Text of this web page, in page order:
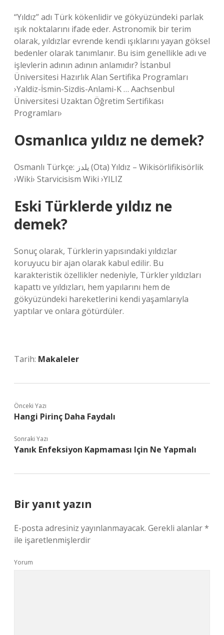
“Yıldız” adı Türk kökenlidir ve gökyüzündeki parlak
ışık noktalarını ifade eder. Astronomik bir terim
olarak, yıldızlar evrende kendi ışıklarını yayan göksel
bedenler olarak tanımlanır. Bu isim genellikle adı ve
işlevlerin adının adının anlamıdır? İstanbul
Üniversitesi Hazırlık Alan Sertifika Programları
›Yaldiz-İsmin-Sizdis-Anlami-K … Aachsenbul
Üniversitesi Uzaktan Öğretim Sertifikası
Programları›
Osmanlıca yıldız ne demek?
Osmanlı Türkçe: یلدز (Ota) Yıldız – Wikisörlifikisörlik
›Wiki› Starvicisism Wiki ›YILIZ
Eski Türklerde yıldız ne
demek?
Sonuç olarak, Türklerin yapısındaki yıldızlar
koruyucu bir ajan olarak kabul edilir. Bu
karakteristik özellikler nedeniyle, Türkler yıldızları
kapattı ve yıldızları, hem yapılarını hem de
gökyüzündeki hareketlerini kendi yaşamlarıyla
yaptılar ve onlara götürdüler.
Tarih: Makaleler
Önceki Yazı
Hangi Pirinç Daha Faydalı
Sonraki Yazı
Yanık Enfeksiyon Kapmaması Için Ne Yapmalı
Bir yanıt yazın
E-posta adresiniz yayınlanmayacak. Gerekli alanlar*
ile işaretlenmişlerdir
Yorum